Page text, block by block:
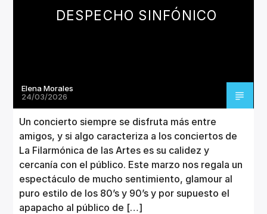
DESPECHO SINFÓNICO
Elena Morales
24/03/2026
Un concierto siempre se disfruta más entre
amigos, y si algo caracteriza a los conciertos de
La Filarmónica de las Artes es su calidez y
cercanía con el público. Este marzo nos regala un
espectáculo de mucho sentimiento, glamour al
puro estilo de los 80’s y 90’s y por supuesto el
apapacho al público de […]